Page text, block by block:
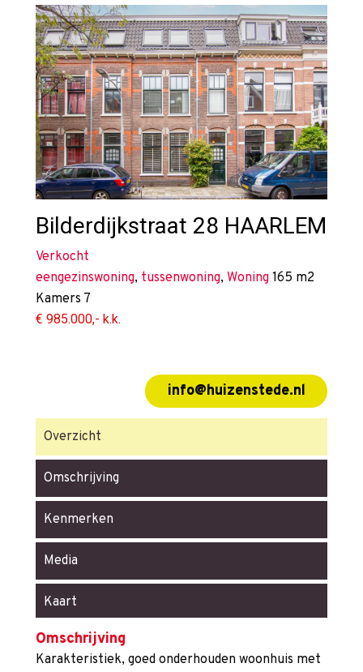
Bilderdijkstraat 28 HAARLEM
Verkocht
eengezinswoning, tussenwoning, Woning 165 m2
Kamers 7
€ 985.000,- k.k.
info@huizenstede.nl
Overzicht
Omschrijving
Kenmerken
Media
Kaart
Omschrijving
Karakteristiek, goed onderhouden woonhuis met